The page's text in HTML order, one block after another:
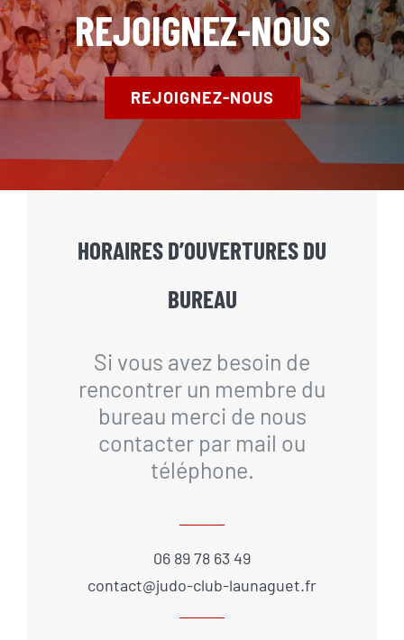
REJOIGNEZ-NOUS
REJOIGNEZ-NOUS
HORAIRES D’OUVERTURES DU
BUREAU
Si vous avez besoin de
rencontrer un membre du
bureau merci de nous
contacter par mail ou
téléphone.
06 89 78 63 49
contact@judo-club-launaguet.fr